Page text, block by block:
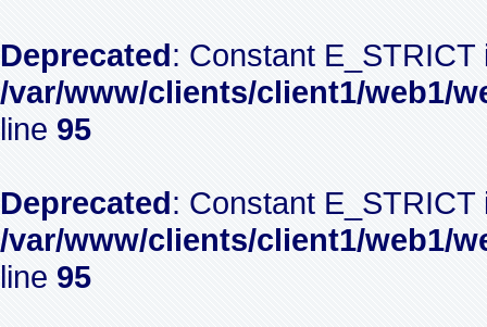
Deprecated: Constant
/var/www/clients/client1/web1/
line 95
Deprecated: Constant
/var/www/clients/client1/web1/
line 95